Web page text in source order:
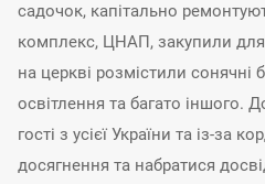
садочок, капітально
комплекс, ЦНАП, закупили для
на церкві розмістили сонячні
освітлення та багато іншого.
гості з усієї України та із-за
досягнення та набратися